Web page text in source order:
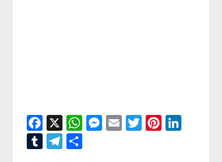
Facebook
X WhatsApp
Messenger
EmailTwitter
TumblrTelegram